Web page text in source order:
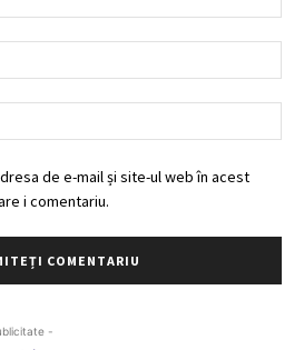
de e-mail și site-ul web în acest
i comentariu.
-